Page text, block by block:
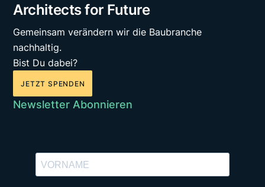
Architects for Future
Gemeinsam verändern wir die Baubranche
nachhaltig.
Bist Du dabei?
JETZT SPENDEN
Newsletter Abonnieren